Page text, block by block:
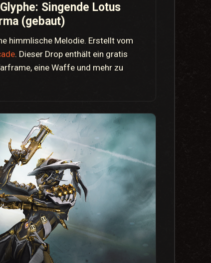
Singende Lotus
(gebaut)
himmlische Melodie. Erstellt vom
. Dieser Drop enthält ein gratis
eine Waffe und mehr zu